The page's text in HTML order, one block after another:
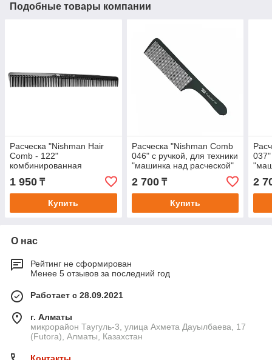
Подобные товары компании
Расческа "Nishman Hair
Comb - 122"
комбинированная
скошенная, с узким
обухом.
1 950 ₸
Купить
Расческа "Nishman Comb
046" с ручкой, для техники
"машинка над расческой"
с широкой рабочей
площадью.
2 700₸
Купить
037"
2
О нас
Рейтинг не сформирован
Менее 5 отзывов за последний год
Работает с 28.09.2021
г. Алматы
микрорайон Таугуль-3, улица Ахмета Дауылбаева, 17
(Futora), Алматы, Казахстан